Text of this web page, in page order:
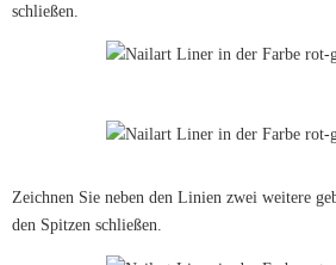
schließen.
Zeichnen Sie neben den Linien zwei weitere
den Spitzen schließen.